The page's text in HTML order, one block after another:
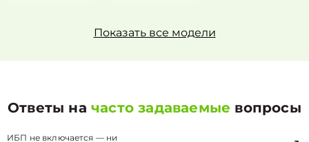
Показать все модели
Ответы начасто задаваемые вопросы
ИБП не включается — ни